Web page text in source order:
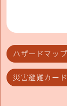
ハザードマップ
災害避難カー